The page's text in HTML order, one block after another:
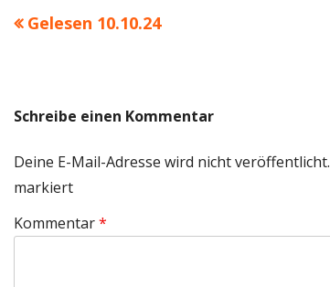
Beitragsnavigation
Vorheriger
Gelesen 10.10.24
Schreibe einen Kommentar
Deine E-Mail-Adresse wird nicht veröffentlicht.
markiert
Kommentar*